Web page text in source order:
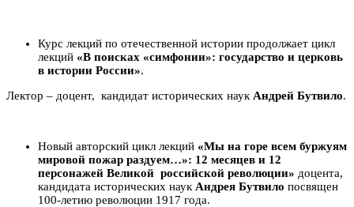
Курс лекций по отечественной истории продолжает цикл
лекций «В поисках «симфонии»: государство и церковь
в истории России».
Лектор – доцент, кандидат исторических наук Андрей Бутвило.
Новый авторский цикл лекций «Мы на горе всем буржуям
мировой пожар раздуем…»: 12 месяцев и 12
персонажей Великой российской революции» доцента,
кандидата исторических наук Андрея Бутвило посвящен
100-летию революции 1917 года.